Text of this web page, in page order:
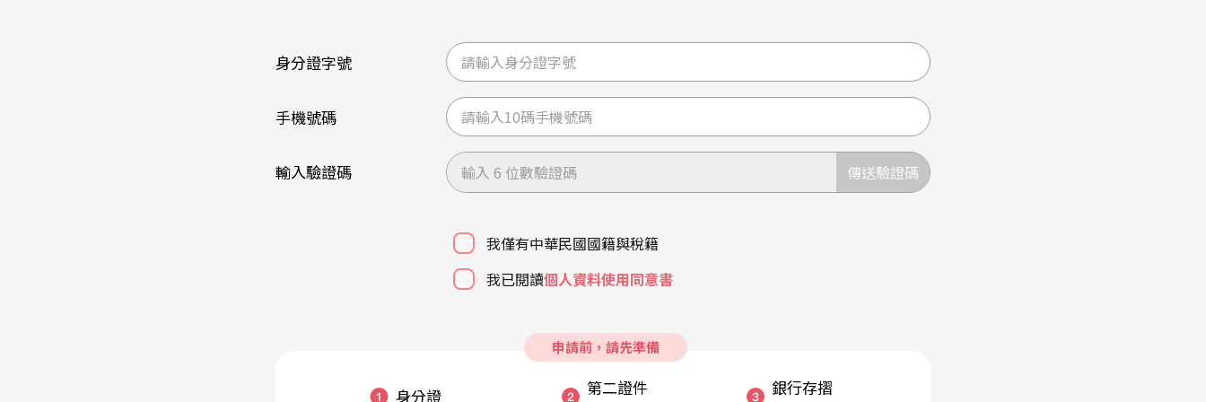
身分證字號
手機號碼
輸入驗證碼 傳送驗證碼
我僅有中華民國國籍與稅籍
我已閱讀個人資料使用同意書
申請前，請先準備
身分證 第二證件 銀行存摺